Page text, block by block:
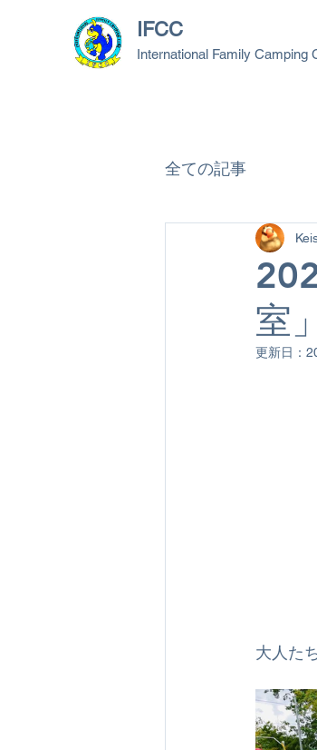
IFCC
International Family Camping
全ての記事
室
更新日：
大人た